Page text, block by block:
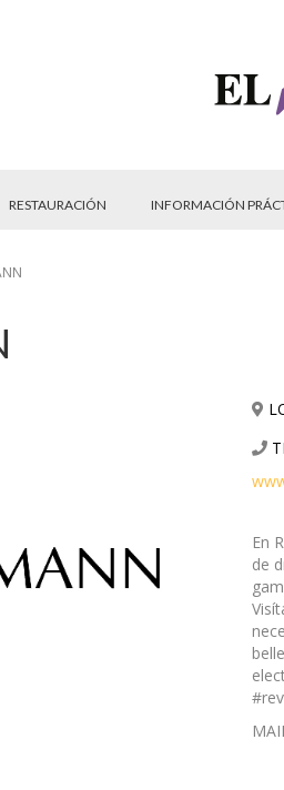
RESTAURACIÓN INFORMACIÓN
En
de